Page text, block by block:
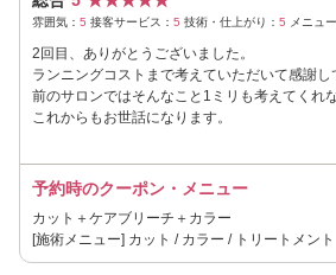
雰囲気： 5 接客サービス： 5 技術・仕上がり： 5 メニュ
2回目、ありがとうございました。
ランニングコストまで考えていただいて感謝し
前のサロンではそんなこと1ミリも考えてくれ
これからもお世話になります。
予約時のクーポン・メニュー
カット＋ケアブリーチ＋カラー
[施術メニュー] カット / カラー / トリートメント